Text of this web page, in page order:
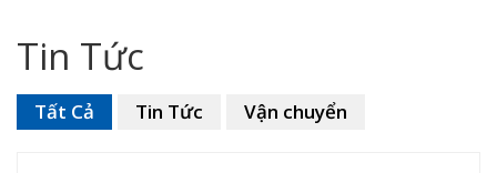
Tin Tức
Tất Cả Tin Tức Vận chuyển